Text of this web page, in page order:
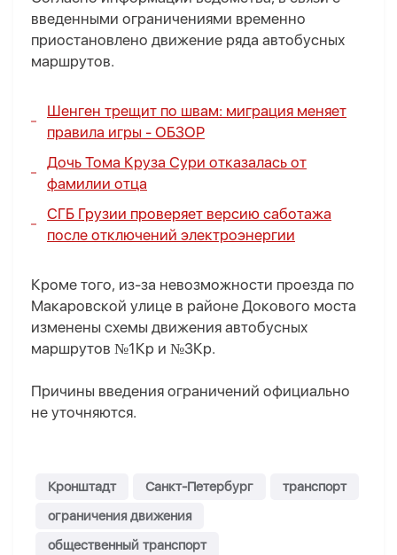
введенными ограничениями временно
приостановлено движение ряда автобусных
маршрутов.
Шенген трещит по швам: миграция меняет
правила игры - ОБЗОР
Дочь Тома Круза Сури отказалась от
фамилии отца
СГБ Грузии проверяет версию саботажа
после отключений электроэнергии
Кроме того, из-за невозможности проезда по
Макаровской улице в районе Докового моста
изменены схемы движения автобусных
маршрутов №1Кр и №3Кр.
Причины введения ограничений официально
не уточняются.
Кронштадт Санкт-Петербург
транспорт
ограничения движения
общественный транспорт